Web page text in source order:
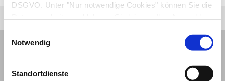
DSGVO. Unter "Nur notwendige Cookies" können Sie die
Einwilligungsauswahl
Notwendig
Standortdienste